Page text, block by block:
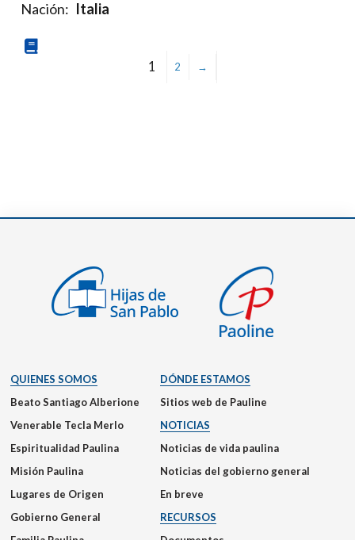
Nación: Italia
1 2 →
QUIENES SOMOS
Beato Santiago Alberione
Venerable Tecla Merlo
Espiritualidad Paulina
Misión Paulina
Lugares de Origen
Gobierno General
DÓNDE ESTAMOS
Sitios web de Pauline
NOTICIAS
Noticias de vida paulina
Noticias del gobierno general
En breve
RECURSOS